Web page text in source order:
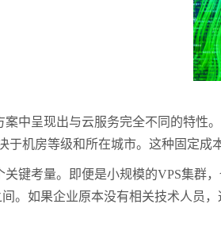
案中呈现出与云服务完全不同的特性
于机房等级和所在城市。这种固定成
关键考量。即便是小规模的VPS集群
间。如果企业原本没有相关技术人员